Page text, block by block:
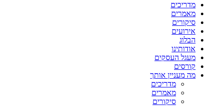
מדריכים
מאמרים
סיקורים
אירועים
הבלוג
אודותינו
מעגל העסקים
קורסים
מה מעניין אותך
מדריכים
מאמרים
סיקורים